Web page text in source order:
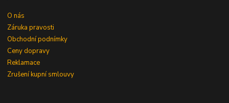
O nás
Záruka pravosti
Obchodní podnímky
Ceny dopravy
Reklamace
Zrušení kupní smlouvy